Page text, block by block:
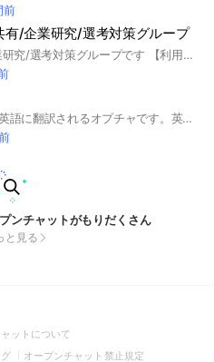
前
有/企業研究/選考対策グループ
就活用の情報共有/企業研究/選考対策グループです 【利用ルール】敬語で会話すること｜建設的な議論を行うこと｜就活から逸脱した会話は禁止｜意見を求める際には自分の考えも提示し丸投げしないこと｜前提条件、目的を揃え相手を尊重したうえで主張すること｜無許可の広告宣伝は禁止 ＜企業別グループ一覧＞ コンサル マッキンゼー/BCG/ベイン/ATカーニー/PwC/デロイト/KPMG/EY/アクセンチュア/NRI野村総合研究所/アビーム/ベイカレント 外資金融 ゴールドマン・サックス/モルガン・スタンレー/JPモルガン 外資IT Google/Amazon/マイクロソフト/アップル IT/通信 NTTデータ/NSSOL/電通総研/CTC/IBM/NTTドコモ/KDDI/ソフトバンク/楽天/リクルート/LINEヤフー/メルカリ/サイバーエージェント/富士通/DeNA/SCSK/TIS 商社 三菱商事/伊藤忠商事/三井物産/住友商事/丸紅 金融 三菱UFJ銀行/三井住友銀行/みずほ銀行/りそな銀行/日本銀行/DBJ/東京海上日動/三井住友海上/損保ジャパン/日本生命/第一生命/明治安田生命/JCB/三井住友カード/オリックス/農林中央金庫 証券 野村證券/大和証券/SMBC日興証券 広告/メディア 電通/博報堂/NHK/日本テレビ/TBS 不動産 三井不動産/三菱地所/住友不動産/森ビル/野村不動産/東急不動産 建設 大成建設/鹿島建設/清水建設 食品/日用品 サントリー/キリン/アサヒ/味の素/明治/日清食品/JT/資生堂/花王/P&G/ユニ・チャーム 小売/サービス イオン/セブン&アイ/ファーストリテイリング/良品計画 電機/機械/自動車 ソニー/トヨタ/ホンダ/日産/キーエンス/日立/パナソニック/三菱重工/三菱電機/東京エレクトロン/デンソー/村田製作所/ダイキン/NEC/キヤノン/コマツ/オムロン 素材/化学 旭化成/富士フイルム/AGC/信越化学/東レ 製薬 武田薬品/中外製薬/第一三共/アステラス製薬/エーザイ インフラ/運輸 JR東海/JR東日本/JR西日本/ANA/JAL/東京ガス/大阪ガス/東京電力/関西電力 その他 オリエンタルランド/任天堂/ニトリ/バンダイナムコ 27卒28卒29卒30卒 SPI/玉手箱/TGWEB/テストセンター/GAB/CAB
送信したメッセージが英語に翻訳されるオプチャです。英語の勉強などにお使いください。 #学習 #翻訳 #交流 #勉強
ンチャットがもりだくさん
と見る
ットについて
in
(Open
オープンチャット禁止規定(Open